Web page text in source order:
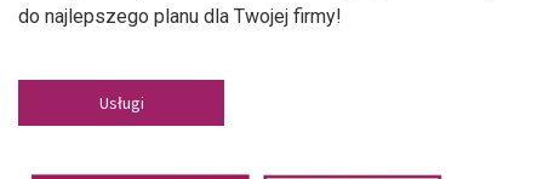
do najlepszego planu dla Twojej firmy!
Usługi